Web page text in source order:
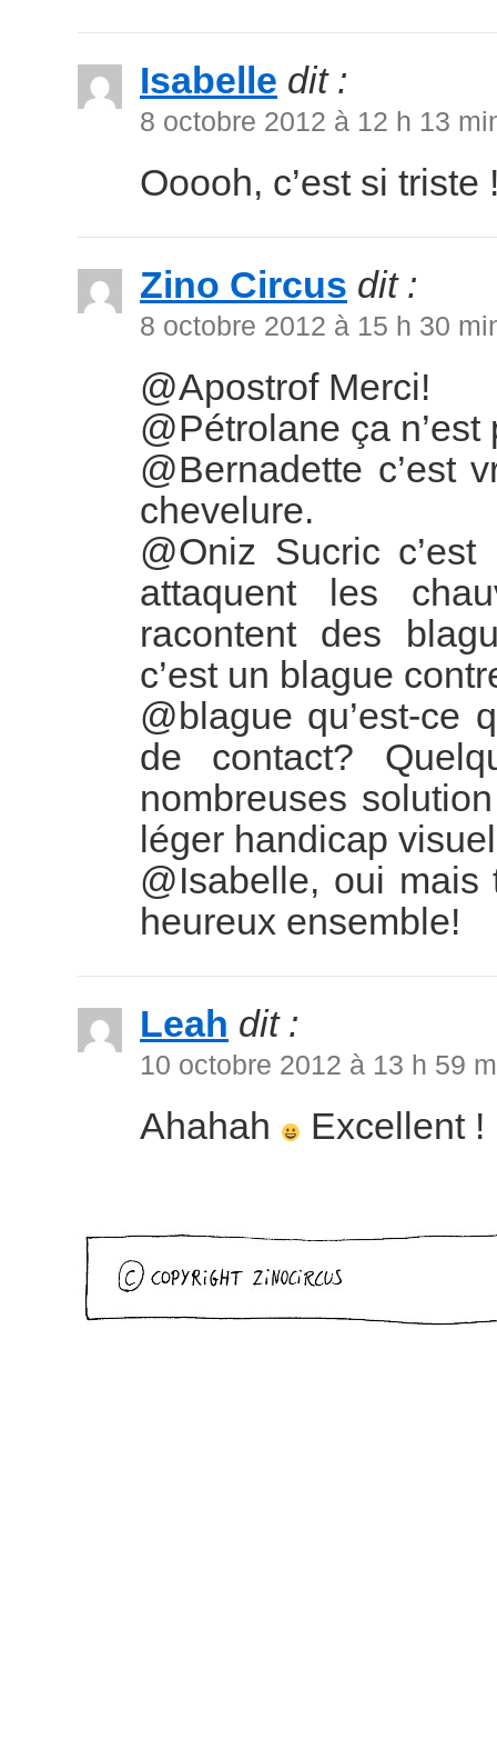
Isabelle dit :
8 octobre 2012 à 12 h 13
Ooooh, c’est si triste
Zino Circus dit :
8 octobre 2012 à 15 h 30
@Apostrof Merci!
@Pétrolane ça
@Bernadette c’est
chevelure.
@Oniz Sucric
attaquent les
racontent des
c’est un blague
@blague qu’est-ce
de contact?
nombreuses
léger handicap
@Isabelle, oui
heureux ensemble!
Leah dit :
10 octobre 2012 à 13 h 59
Ahahah Excellent !